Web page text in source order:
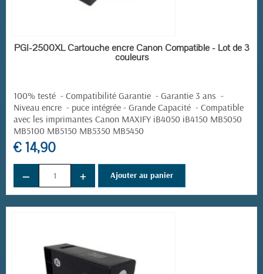
EN STOCK
PGI-2500XL Cartouche encre Canon Compatible - Lot de 3
couleurs
100% testé - Compatibilité Garantie - Garantie 3 ans -
Niveau encre - puce intégrée - Grande Capacité - Compatible
avec les imprimantes Canon MAXIFY iB4050 iB4150 MB5050
MB5100 MB5150 MB5350 MB5450
€ 14,90
− + Ajouter au panier